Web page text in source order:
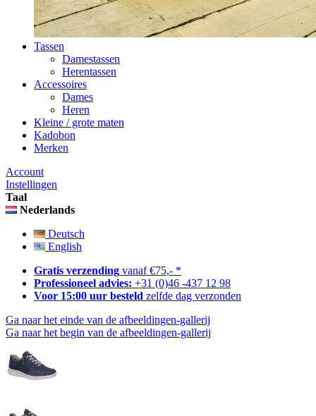
Tassen
Damestassen
Herentassen
Accessoires
Dames
Heren
Kleine / grote maten
Kadobon
Merken
Account
Instellingen
Taal
Nederlands
Deutsch
English
Gratis verzending vanaf €75,- *
Professioneel advies: +31 (0)46 -437 12 98
Voor 15:00 uur besteld zelfde dag verzonden
Ga naar het einde van de afbeeldingen-gallerij
Ga naar het begin van de afbeeldingen-gallerij